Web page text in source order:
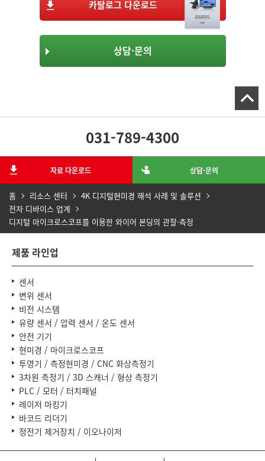
홈 리소스 센터
4K 디지털현미경 해석 사례 및 솔루션
전자 디바이스 업계
디지털 마이크로스코프를 이용한 와이어 본딩의 관찰·측정
카탈로그 다운로드
상담·문의
031-789-4300
자료 다운로드 상담·문의
제품 라인업
센서
변위 센서
비전 시스템
유량 센서 / 압력 센서 / 온도 센서
안전 기기
현미경 / 마이크로스코프
투영기 / 측정현미경 / CNC 화상측정기
3차원 측정기 / 3D 스캐너 / 형상 측정기
PLC / 모터 / 터치패널
레이저 마킹기
바코드 리더기
정전기 제거장치 / 이오나이저